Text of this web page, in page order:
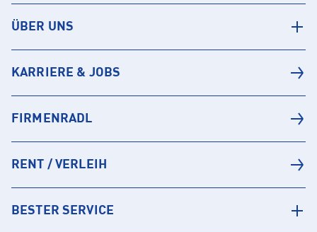
ÜBER UNS
KARRIERE & JOBS
FIRMENRADL
RENT / VERLEIH
BESTER SERVICE